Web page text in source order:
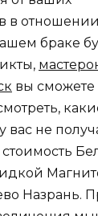
в
браке
вы сможете
вас не
Назрань.